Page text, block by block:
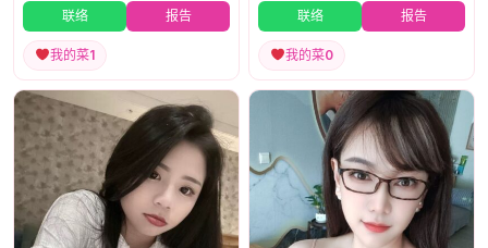
联络 报告
我的菜1
联络 报告
我的菜0